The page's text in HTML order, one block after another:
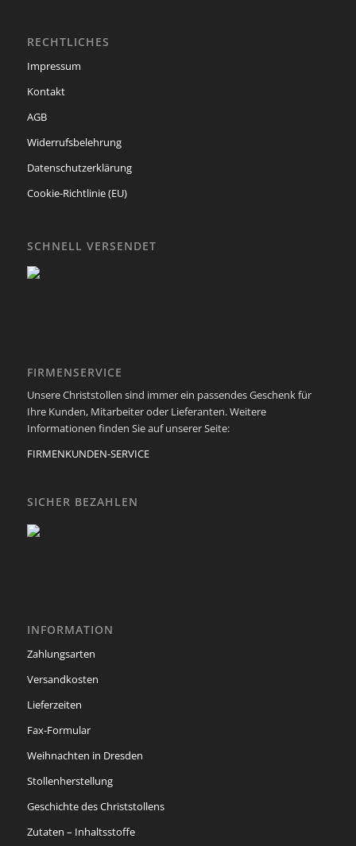
RECHTLICHES
Impressum
Kontakt
AGB
Widerrufsbelehrung
Datenschutzerklärung
Cookie-Richtlinie (EU)
SCHNELL VERSENDET
FIRMENSERVICE
Unsere Christstollen sind immer ein passendes Geschenk für
Ihre Kunden, Mitarbeiter oder Lieferanten. Weitere
Informationen finden Sie auf unserer Seite:
FIRMENKUNDEN-SERVICE
SICHER BEZAHLEN
INFORMATION
Zahlungsarten
Versandkosten
Lieferzeiten
Fax-Formular
Weihnachten in Dresden
Stollenherstellung
Geschichte des Christstollens
Zutaten – Inhaltsstoffe